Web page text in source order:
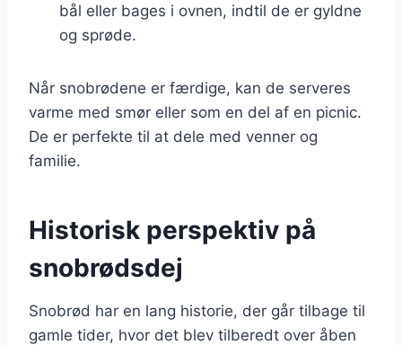
bål eller bages i ovnen, indtil de er gyldne
og sprøde.
Når snobrødene er færdige, kan de serveres
varme med smør eller som en del af en picnic.
De er perfekte til at dele med venner og
familie.
Historisk perspektiv på
snobrødsdej
Snobrød har en lang historie, der går tilbage til
gamle tider, hvor det blev tilberedt over åben